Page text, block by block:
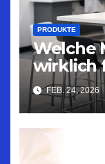
PRODUKTE
Welche
wirklich
FEB. 24, 2026